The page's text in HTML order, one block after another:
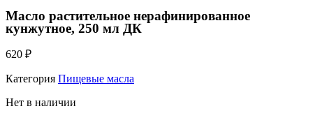
Масло растительное нерафинированное
кунжутное, 250 мл ДК
620 ₽
Категория Пищевые масла
Нет в наличии